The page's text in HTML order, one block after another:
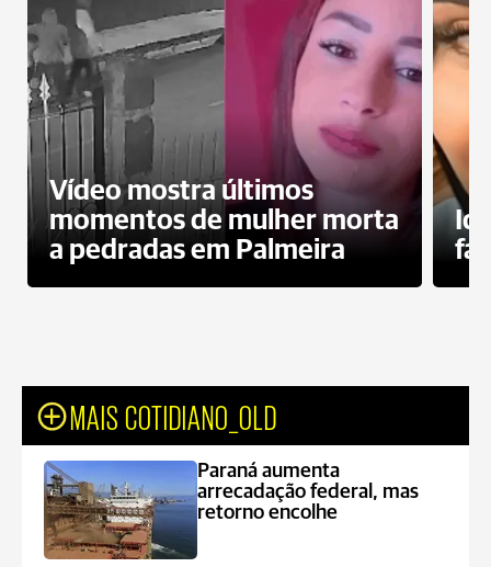
Vídeo mostra últimos
momentos de mulher morta
a pedradas em Palmeira
MAIS COTIDIANO_OLD
Paraná aumenta
arrecadação federal, mas
retorno encolhe